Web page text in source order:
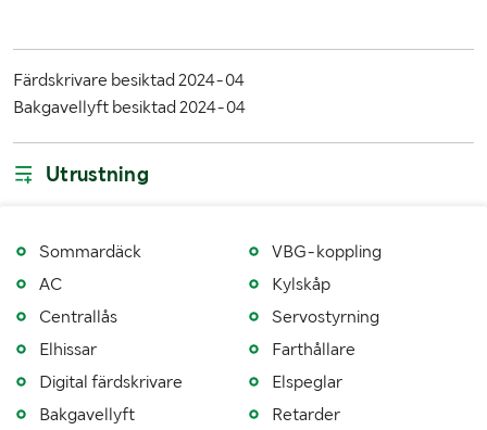
Drivmedel
Antal passagerare
FordonsstatusAvställd, fordonsskatt tillkommer vid påställning.
Körförbud
Importerad
Färdskrivare besiktad 2024-04
Bakgavellyft besiktad 2024-04
Utrustning
Sommardäck
AC
Centrallås
Elhissar
Digital färdskrivare
Bakgavellyft
VBG-koppling
Kylskåp
Servostyrning
Farthållare
Elspeglar
Retarder